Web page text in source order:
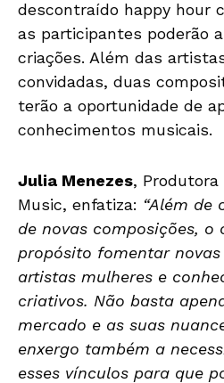
descontraído happy hour
as participantes poderão
criações. Além das
convidadas, duas
terão a oportunidade de
conhecimentos musicais.
Julia Menezes,
Music, enfatiza: “Além de
de novas composições,
propósito fomentar novas
artistas mulheres e
criativos. Não basta
mercado e as suas
enxergo também a
esses vínculos para que